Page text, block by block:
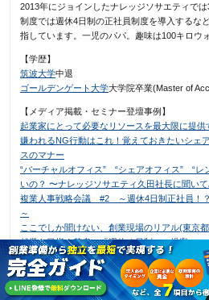
2013年にジョインしたナレッジソサエティで
制度では週休4日制の正社員制度を導入するな
指しています。一児のパパ。趣味は100キロウ
【学歴】
筑波大学中退
ゴールデンゲート大学大学院卒業(Master of
【メディア掲載・セミナー登壇事例】
起業家にとって必要なリソースを最大限に提供
嫌われるNG行動はこれ！覚えておきたいシェ
スのマナー
“バーチャルオフィス” “シェアオフィス” “レ
いの？ 〜ナレッジソサエティ久田社長に聞い
複業人事戦略会議 #2 ～週休4日制正社員！
～
ここでしか聞けない、創業現場のリアル(東京
起業を目指す若者へ「週休４日制」の提案
社内勉強会レポート
ストリートアカデミー 久田敦史
Yahoo知恵袋